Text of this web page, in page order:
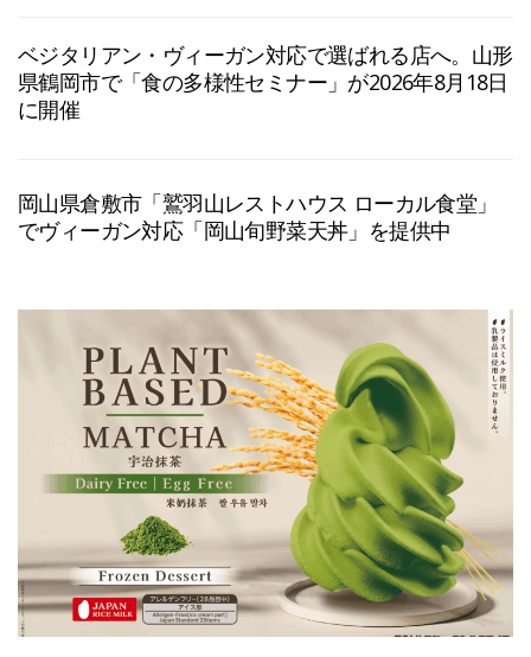
ベジタリアン・ヴィーガン対応で選ばれる店へ。山形
県鶴岡市で「食の多様性セミナー」が2026年8月18日
に開催
岡山県倉敷市「鷲羽山レストハウス ローカル食堂」
でヴィーガン対応「岡山旬野菜天丼」を提供中